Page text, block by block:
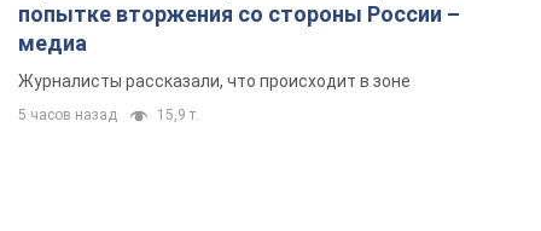
попытке вторжения со стороны России –
медиа
Журналисты рассказали, что происходит в зоне
5 часов назад 15,9 т.